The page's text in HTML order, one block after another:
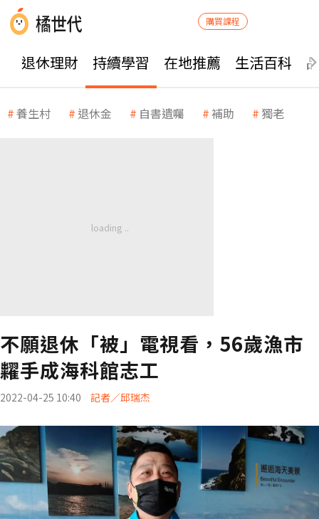
購買課程
退休理財 持續學習 在地推薦 生活百科
養生村 退休金 自書遺囑 補助 獨老
不願退休「被」電視看，56歲漁市
糶手成海科館志工
2022-04-25 10:40 記者／邱瑞杰